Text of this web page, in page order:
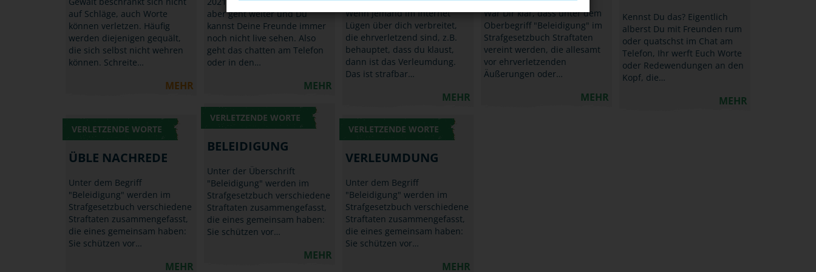
auf Schläge, auch Worte
können verletzen. Häufig
werden diejenigen gequält,
die sich selbst nicht wehren
können. Schreite…
MEHR
aber geht weiter und Du
kannst Deine Freunde immer
noch nicht live sehen. Also
geht das chatten am Telefon
oder in den…
MEHR
Wenn jemand im Internet
Lügen über dich verbreitet,
die ehrverletzend sind, z.B.
behauptet, dass du klaust,
dann ist das Verleumdung.
Das ist strafbar…
MEHR
War Dir klar, dass unter dem
Oberbegriff "Beleidigung" im
Strafgesetzbuch Straftaten
vereint werden, die allesamt
vor ehrverletzenden
Äußerungen oder…
MEHR
Kennst Du das? Eigentlich
alberst Du mit Freunden rum
oder quatschst im Chat am
Telefon, Ihr werft Euch Worte
oder Redewendungen an den
Kopf, die…
MEHR
VERLETZENDE WORTE
BELEIDIGUNG
Unter der Überschrift
"Beleidigung" werden im
Strafgesetzbuch verschiedene
Straftaten zusammengefasst,
die eines gemeinsam haben:
Sie schützen vor…
MEHR
VERLETZENDE WORTE
ÜBLE NACHREDE
Unter dem Begriff
"Beleidigung" werden im
Strafgesetzbuch verschiedene
Straftaten zusammengefasst,
die eines gemeinsam haben:
Sie schützen vor…
MEHR
VERLETZENDE WORTE
VERLEUMDUNG
Unter dem Begriff
"Beleidigung" werden im
Strafgesetzbuch verschiedene
Straftaten zusammengefasst,
die eines gemeinsam haben:
Sie schützen vor…
MEHR